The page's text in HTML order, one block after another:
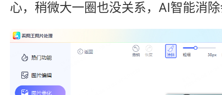
心，稍微大一圈也没关系，AI智能消